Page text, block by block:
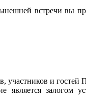
встречи вы
и гостей
залогом